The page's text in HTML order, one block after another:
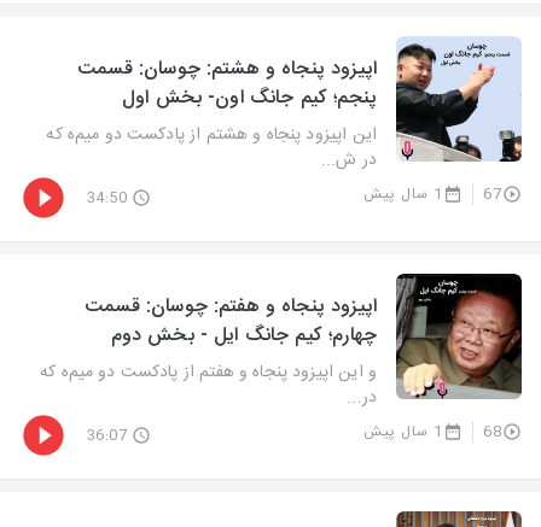
اپیزود پنجاه و هشتم: چوسان: قسمت
پنجم؛ کیم جانگ اون- بخش اول
این اپیزود پنجاه و هشتم از پادکست دو میم‌ه که
در ش...
67 1 سال پیش 34:50
اپیزود پنجاه و هفتم: چوسان: قسمت
چهارم؛ کیم جانگ ایل - بخش دوم
و این اپیزود پنجاه و هفتم از پادکست دو میم‌ه که
در...
68 1 سال پیش 36:07